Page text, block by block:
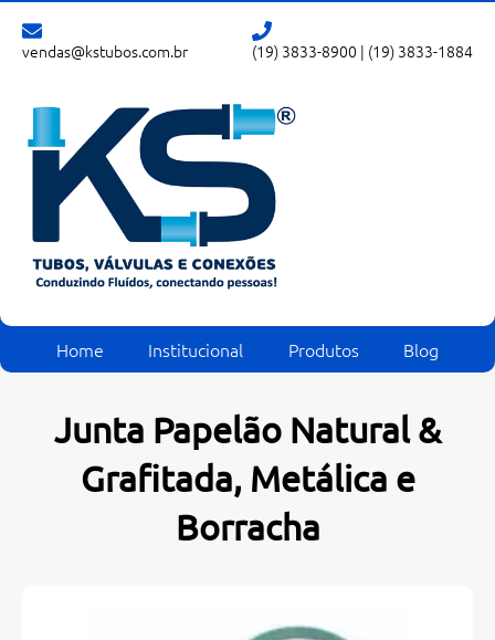
vendas@kstubos.com.br (19) 3833-8900 | (19) 3833-1884
Home Institucional Produtos Blog
Junta Papelão Natural &
Grafitada, Metálica e
Borracha